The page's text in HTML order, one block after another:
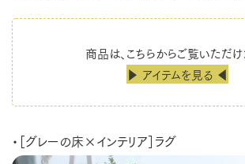
商品は、こちらからご覧いただけ
▶ アイテムを見る ◀
・［グレーの床×インテリア］ラグ